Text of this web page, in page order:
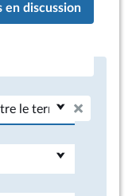
en discussion